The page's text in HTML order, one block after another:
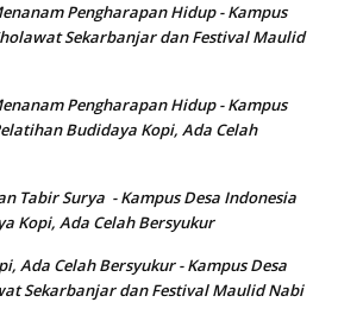
Pengharapan Hidup - Kampus
Sekarbanjar dan Festival Maulid
Pengharapan Hidup - Kampus
Budidaya Kopi, Ada Celah
Tabir Surya - Kampus Desa Indonesia
Kopi, Ada Celah Bersyukur
Ada Celah Bersyukur - Kampus Desa
Sekarbanjar dan Festival Maulid Nabi